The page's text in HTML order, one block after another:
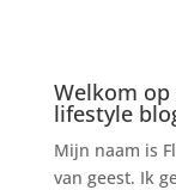
Welkom
lifestyle
Mijn naam is
van geest. Ik